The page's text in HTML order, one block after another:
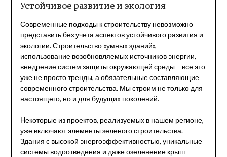
Устойчивое развитие и экология
Современные подходы к строительству невозможно
представить без учета аспектов устойчивого развития и
экологии. Строительство «умных зданий»,
использование возобновляемых источников энергии,
внедрение систем защиты окружающей среды – все это
уже не просто тренды, а обязательные составляющие
современного строительства. Мы строим не только для
настоящего, но и для будущих поколений.
Некоторые из проектов, реализуемых в нашем регионе,
уже включают элементы зеленого строительства.
Здания с высокой энергоэффективностью, уникальные
системы водоотведения и даже озеленение крыш